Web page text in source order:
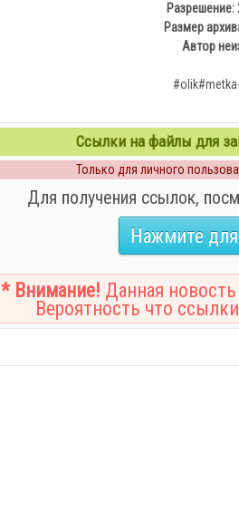
Разрешение:
Размер
Автор
Ссылки на файлы для
Только для личного
Для получения ссылок,
Нажмите
* Внимание! Данная
Вероятность что